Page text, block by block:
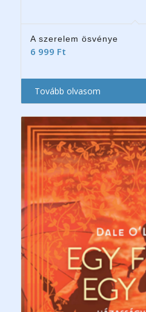
A szerelem ösvénye
6 999 Ft
Tovább olvasom